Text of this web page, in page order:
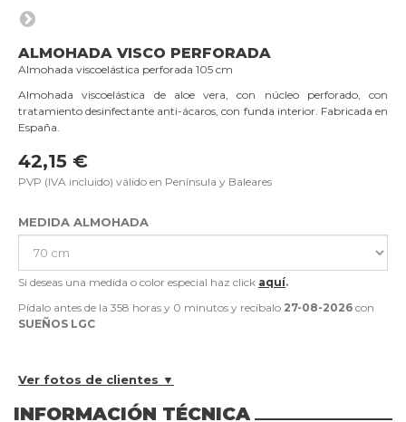
ALMOHADA VISCO PERFORADA
Almohada viscoelástica perforada 105 cm
Almohada viscoelástica de aloe vera, con núcleo perforado, con
tratamiento desinfectante anti-ácaros, con funda interior. Fabricada en
España.
42,15 €
PVP (IVA incluido) válido en Península y Baleares
MEDIDA ALMOHADA
Si deseas una medida o color especial haz click aquí.
Pídalo antes de la 358 horas y 0 minutos y recíbalo 27-08-2026 con
SUEÑOS LGC
Ver fotos de clientes ▼
INFORMACIÓN TÉCNICA